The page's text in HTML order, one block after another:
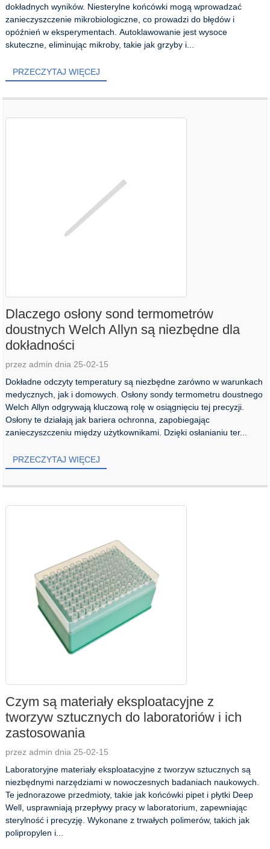
dokładnych wyników. Niesterylne końcówki mogą wprowadzać
zanieczyszczenie mikrobiologiczne, co prowadzi do błędów i
opóźnień w eksperymentach. Autoklawowanie jest wysoce
skuteczne, eliminując mikroby, takie jak grzyby i...
PRZECZYTAJ WIĘCEJ
Dlaczego osłony sond termometrów
doustnych Welch Allyn są niezbędne dla
dokładności
przez admin dnia 25-02-15
Dokładne odczyty temperatury są niezbędne zarówno w warunkach
medycznych, jak i domowych. Osłony sondy termometru doustnego
Welch Allyn odgrywają kluczową rolę w osiągnięciu tej precyzji.
Osłony te działają jak bariera ochronna, zapobiegając
zanieczyszczeniu między użytkownikami. Dzięki osłanianiu ter...
PRZECZYTAJ WIĘCEJ
Czym są materiały eksploatacyjne z
tworzyw sztucznych do laboratoriów i ich
zastosowania
przez admin dnia 25-02-15
Laboratoryjne materiały eksploatacyjne z tworzyw sztucznych są
niezbędnymi narzędziami w nowoczesnych badaniach naukowych.
Te jednorazowe przedmioty, takie jak końcówki pipet i płytki Deep
Well, usprawniają przepływy pracy w laboratorium, zapewniając
sterylność i precyzję. Wykonane z trwałych polimerów, takich jak
polipropylen i...